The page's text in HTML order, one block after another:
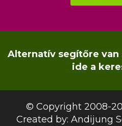
Alternatív segítőre
ide a
© Copyright 2008-
Created by: Andijung